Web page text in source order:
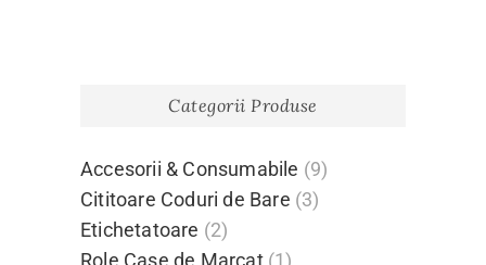
Categorii Produse
Accesorii & Consumabile (9)
Cititoare Coduri de Bare (3)
Etichetatoare (2)
Role Case de Marcat (1)